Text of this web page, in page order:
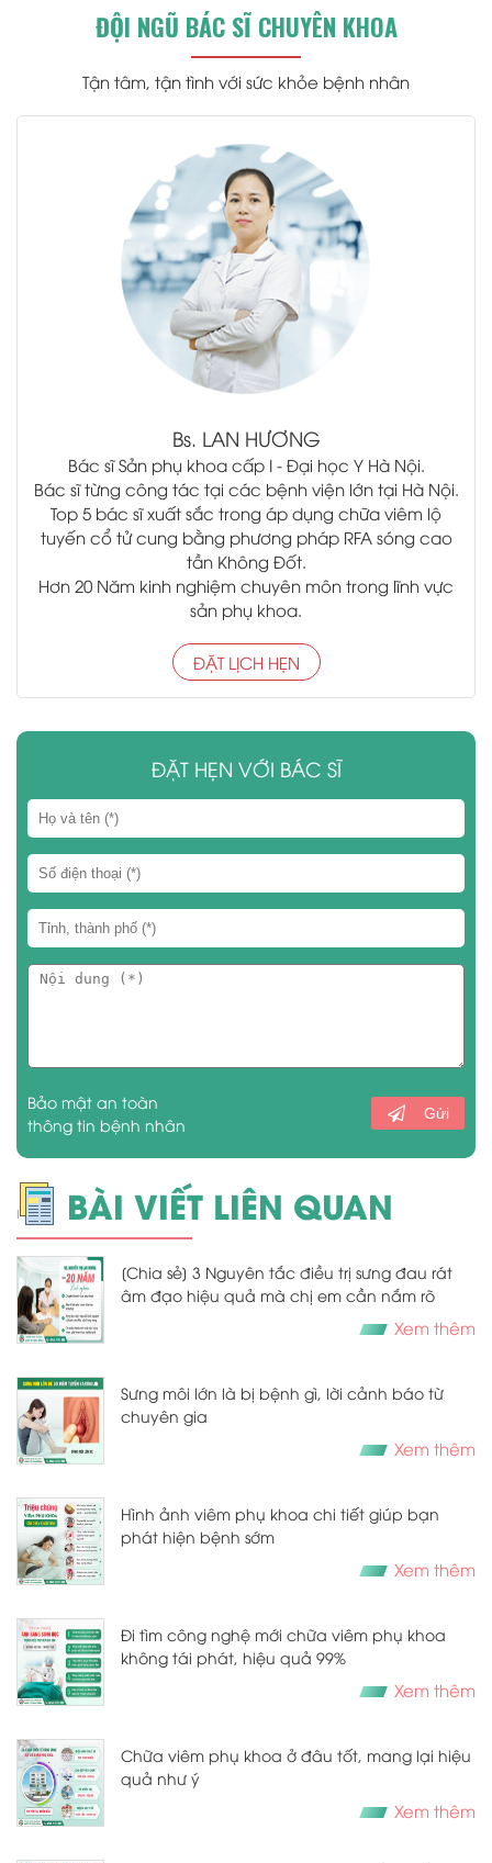
ĐỘI NGŨ BÁC SĨ CHUYÊN KHOA
Tận tâm, tận tình với sức khỏe bệnh nhân
Bs. LAN HƯƠNG
Bác sĩ Sản phụ khoa cấp I - Đại học Y Hà Nội.
Bác sĩ từng công tác tại các bệnh viện lớn tại Hà Nội.
Top 5 bác sĩ xuất sắc trong áp dụng chữa viêm lộ
tuyến cổ tử cung bằng phương pháp RFA sóng cao
tần Không Đốt.
Hơn 20 Năm kinh nghiệm chuyên môn trong lĩnh vực
sản phụ khoa.
ĐẶT LỊCH HẸN
ĐẶT HẸN VỚI BÁC SĨ
Bảo mật an toàn
thông tin bệnh nhân
Gửi
BÀI VIẾT LIÊN QUAN
[Chia sẻ] 3 Nguyên tắc điều trị sưng đau rát
âm đạo hiệu quả mà chị em cần nắm rõ
Xem thêm
Sưng môi lớn là bị bệnh gì, lời cảnh báo từ
chuyên gia
Xem thêm
Hình ảnh viêm phụ khoa chi tiết giúp bạn
phát hiện bệnh sớm
Xem thêm
Đi tìm công nghệ mới chữa viêm phụ khoa
không tái phát, hiệu quả 99%
Xem thêm
Chữa viêm phụ khoa ở đâu tốt, mang lại hiệu
quả như ý
Xem thêm